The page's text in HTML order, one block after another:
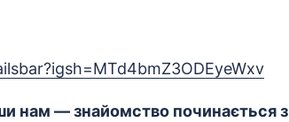
нам — знайомство починається з